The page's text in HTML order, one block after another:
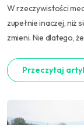
W rzeczywistości
zupełnie inaczej, niż
zmieni. Nie dlatego,
Przeczytaj